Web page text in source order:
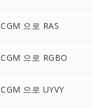
CGM 으로 RAS
CGM 으로 RGBO
CGM 으로 UYVY